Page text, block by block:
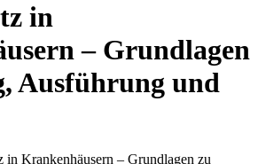
in
– Grundlagen
Ausführung und
in Krankenhäusern – Grundlagen zu